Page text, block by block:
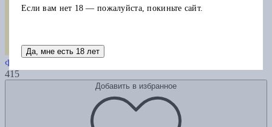
Моя жизнь. Мои достижения
Форд Г.
415
Добавить в избранное
Если вам нет 18 — пожалуйста, покиньте сайт.
Да, мне есть 18 лет